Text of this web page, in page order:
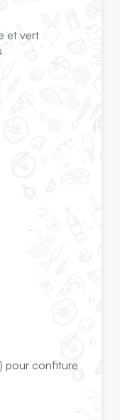
et vert
pour confiture